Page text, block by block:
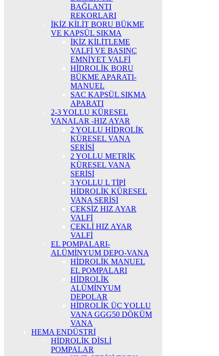
BAĞLANTI
REKORLARI
İKİZ KİLİT BORU BÜKME
VE KAPSÜL SIKMA
İKİZ KİLİTLEME
VALFİ VE BASINÇ
EMNİYET VALFİ
HİDROLİK BORU
BÜKME APARATI-
MANUEL
SAC KAPSÜL SIKMA
APARATI
2-3 YOLLU KÜRESEL
VANALAR -HIZ AYAR
2 YOLLU HİDROLİK
KÜRESEL VANA
SERİSİ
2 YOLLU METRİK
KÜRESEL VANA
SERİSİ
3 YOLLU L TİPİ
HİDROLİK KÜRESEL
VANA SERİSİ
ÇEKSİZ HIZ AYAR
VALFİ
ÇEKLİ HIZ AYAR
VALFİ
EL POMPALARI-
ALÜMİNYUM DEPO-VANA
HİDROLİK MANUEL
EL POMPALARI
HİDROLİK
ALÜMİNYUM
DEPOLAR
HİDROLİK ÜÇ YOLLU
VANA GGG50 DÖKÜM
VANA
HEMA ENDÜSTRİ
HİDROLİK DİŞLİ
POMPALAR